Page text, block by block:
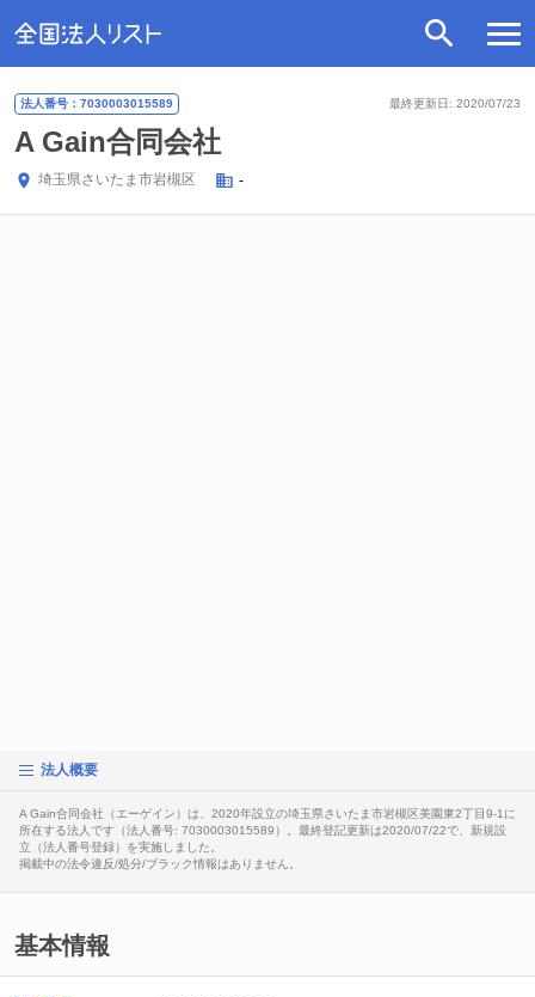
最終更新日: 2020/07/23
法人番号：7030003015589
A Gain合同会社
埼玉県さいたま市岩槻区 -
法人概要
A Gain合同会社（エーゲイン）は、2020年設立の埼玉県さいたま市岩槻区美園東2丁目9-1に
所在する法人です（法人番号: 7030003015589）。最終登記更新は2020/07/22で、新規設
立（法人番号登録）を実施しました。
掲載中の法令違反/処分/ブラック情報はありません。
基本情報